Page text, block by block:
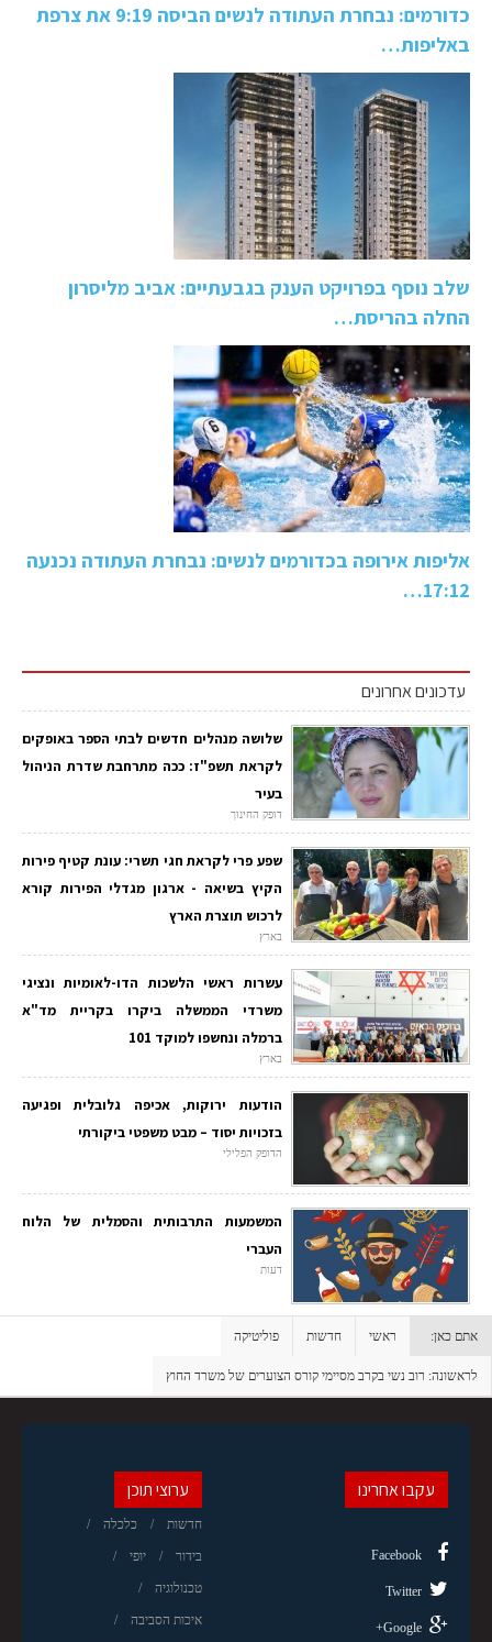
כדורמים: נבחרת העתודה לנשים הביסה 9:19 את צרפת
באליפות…
שלב נוסף בפרויקט הענק בגבעתיים: אביב מליסרון
החלה בהריסת…
אליפות אירופה בכדורמים לנשים: נבחרת העתודה נכנעה
17:12…
עדכונים אחרונים
שלושה מנהלים חדשים לבתי הספר באופקים
לקראת תשפ"ז: ככה מתרחבת שדרת הניהול
בעיר
דופק החינוך
שפע פרי לקראת חגי תשרי: עונת קטיף פירות
הקיץ בשיאה - ארגון מגדלי הפירות קורא
לרכוש תוצרת הארץ
בארץ
עשרות ראשי הלשכות הדו-לאומיות ונציגי
משרדי הממשלה ביקרו בקריית מד"א
ברמלה ונחשפו למוקד 101
בארץ
הודעות ירוקות, אכיפה גלובלית ופגיעה
בזכויות יסוד – מבט משפטי ביקורתי
הדופק הפלילי
המשמעות התרבותית והסמלית של הלוח
העברי
דעות
אתם כאן: ראשי חדשות פוליטיקה
לראשונה: רוב נשי בקרב מסיימי קורס הצוערים של משרד החוץ
ערוצי תוכן
חדשות כלכלה
בידור יופי
טכנולוגיה
איכות הסביבה
עקבו אחרינו
Facebook
Twitter
Google+